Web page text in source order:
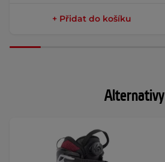
+ Přidat do košíku
Alternativy